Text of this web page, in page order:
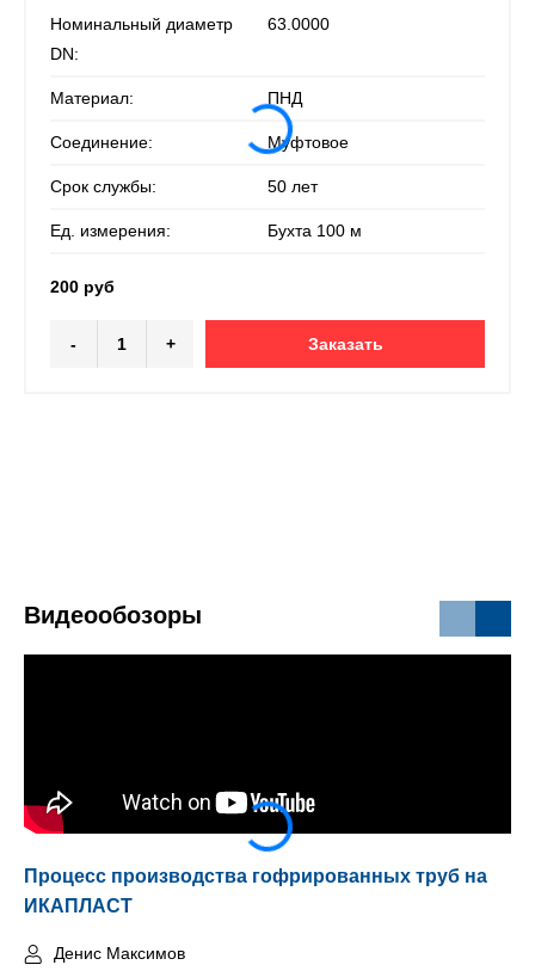
Номинальный диаметр
DN:
63.0000
Материал: ПНД
Соединение: Муфтовое
Срок службы: 50 лет
Ед. измерения: Бухта 100 м
200 руб
- + Заказать
Видеообозоры
Процесс производства гофрированных труб на
ИКАПЛАСТ
Денис Максимов